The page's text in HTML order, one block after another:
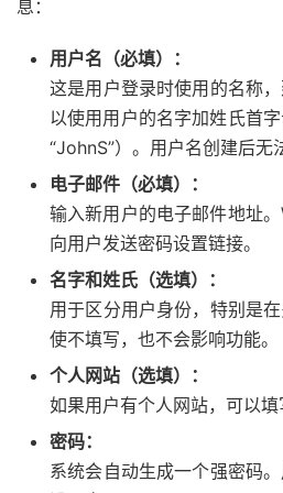
息：
用户名（必填）：
这是用户登录时使用的名称
以使用用户的名字加姓氏首
“JohnS”）。用户名创建后无
电子邮件（必填）：
输入新用户的电子邮件地址
向用户发送密码设置链接。
名字和姓氏（选填）：
用于区分用户身份，特别是
使不填写，也不会影响功能。
个人网站（选填）：
如果用户有个人网站，可以填
密码：
系统会自动生成一个强密码